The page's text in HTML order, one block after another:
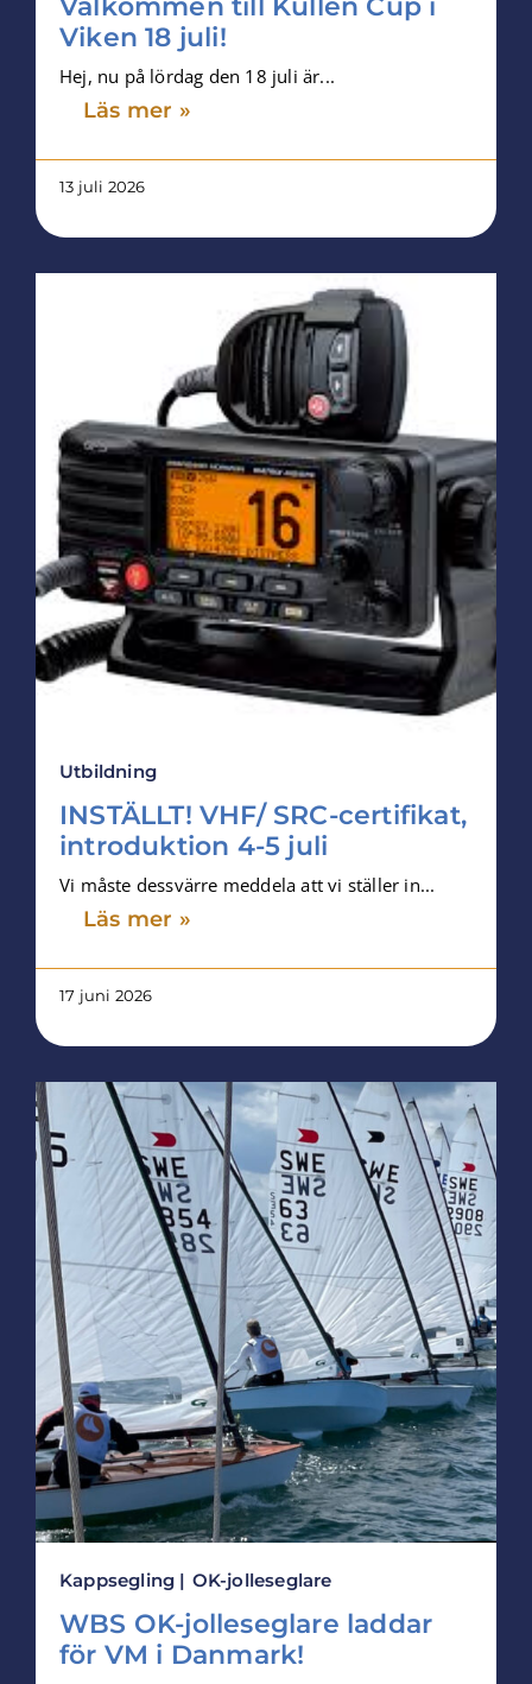
Välkommen till Kullen Cup i
Viken 18 juli!
Hej, nu på lördag den 18 juli är...
Läs mer »
13 juli 2026
Utbildning
INSTÄLLT! VHF/ SRC-certifikat,
introduktion 4-5 juli
Vi måste dessvärre meddela att vi ställer in...
Läs mer »
17 juni 2026
Kappsegling OK-jolleseglare
WBS OK-jolleseglare laddar
för VM i Danmark!